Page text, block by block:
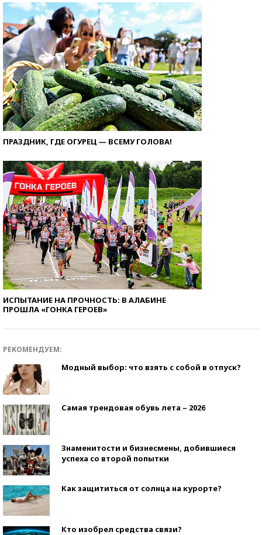
ПРАЗДНИК, ГДЕ ОГУРЕЦ — ВСЕМУ ГОЛОВА!
ИСПЫТАНИЕ НА ПРОЧНОСТЬ: В АЛАБИНЕ
ПРОШЛА «ГОНКА ГЕРОЕВ»
РЕКОМЕНДУЕМ:
Модный выбор: что взять с собой в отпуск?
Самая трендовая обувь лета – 2026
Знаменитости и бизнесмены, добившиеся
успеха со второй попытки
Как защититься от солнца на курорте?
Кто изобрел средства связи?